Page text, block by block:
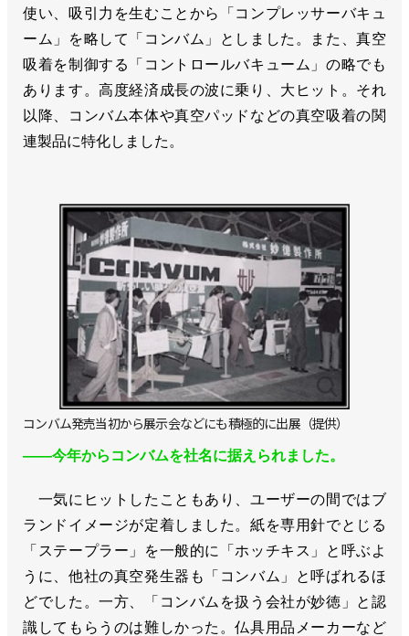
使い、吸引力を生むことから「コンプレッサーバキュ
ーム」を略して「コンバム」としました。また、真空
吸着を制御する「コントロールバキューム」の略でも
あります。高度経済成長の波に乗り、大ヒット。それ
以降、コンバム本体や真空パッドなどの真空吸着の関
連製品に特化しました。
コンバム発売当初から展示会などにも積極的に出展（提供）
――今年からコンバムを社名に据えられました。
一気にヒットしたこともあり、ユーザーの間ではブ
ランドイメージが定着しました。紙を専用針でとじる
「ステープラー」を一般的に「ホッチキス」と呼ぶよ
うに、他社の真空発生器も「コンバム」と呼ばれるほ
どでした。一方、「コンバムを扱う会社が妙徳」と認
識してもらうのは難しかった。仏具用品メーカーなど